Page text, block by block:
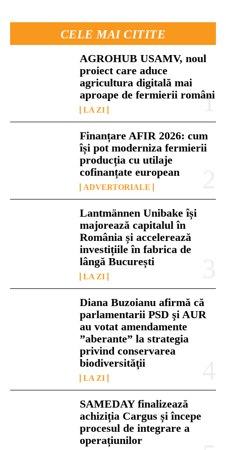
CELE MAI CITITE
AGROHUB USAMV, noul
proiect care aduce
agricultura digitală mai
aproape de fermierii români
LA ZI
Finanțare AFIR 2026: cum
își pot moderniza fermierii
producția cu utilaje
cofinanțate european
ADVERTORIALE
Lantmännen Unibake își
majorează capitalul în
România și accelerează
investițiile în fabrica de
lângă București
LA ZI
Diana Buzoianu afirmă că
parlamentarii PSD şi AUR
au votat amendamente
”aberante” la strategia
privind conservarea
biodiversităţii
LA ZI
SAMEDAY finalizează
achiziția Cargus și începe
procesul de integrare a
operațiunilor